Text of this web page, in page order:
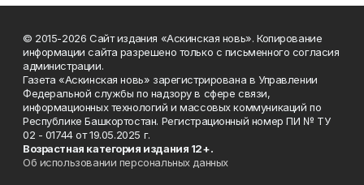
© 2015-2026 Сайт издания «Аскинская новь». Копирование
информации сайта разрешено только с письменного согласия
администрации.
Газета «Аскинская новь» зарегистрирована в Управлении
Федеральной службы по надзору в сфере связи,
информационных технологий и массовых коммуникаций по
Республике Башкортостан. Регистрационный номер ПИ № ТУ
02 - 01744 от 19.05.2025 г.
Возрастная категория издания 12+.
Об использовании персональных данных